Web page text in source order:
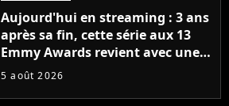
Aujourd'hui en streaming : 3 ans
après sa fin, cette série aux 13
Emmy Awards revient avec une
suite... totalement différente
5 août 2026